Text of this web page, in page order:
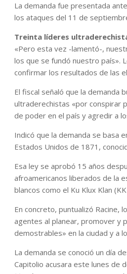
La demanda fue presentada
los ataques del 11 de
Treinta líderes
«Pero esta vez -lamentó-,
los que se fundó nuestro país».
confirmar los resultados de las
El fiscal señaló que la demanda
ultraderechistas «por conspirar
de poder en el país y agredir a
Indicó que la demanda se basa
Estados Unidos de 1871,
Esa ley se aprobó 15 años
afroamericanos liberados de la
blancos como el Ku Klux Klan
En concreto, puntualizó Racine,
agentes al planear, promover y
demostrables» en la ciudad y a
La demanda se conoció un día
Capitolio acusara este lunes de